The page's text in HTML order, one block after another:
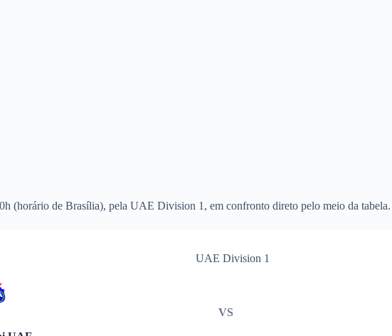
(horário de Brasília), pela UAE Division 1, em confronto direto pelo meio da tabela.
UAE Division 1
VS